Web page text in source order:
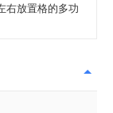
右放置格的多功